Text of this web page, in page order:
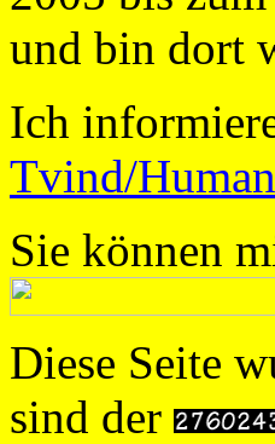
und bin dort
Ich
Tvind/
Sie können
Diese Seite
sind der